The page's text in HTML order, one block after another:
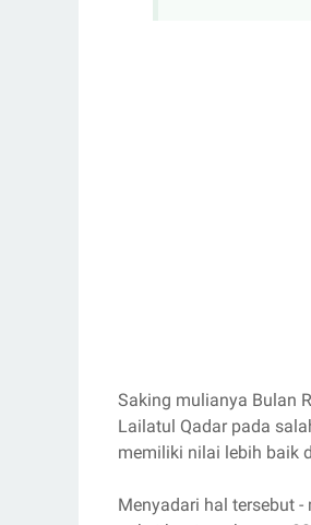
Saking mulianya Bulan
Lailatul Qadar pada
memiliki nilai lebih baik
Menyadari hal tersebut